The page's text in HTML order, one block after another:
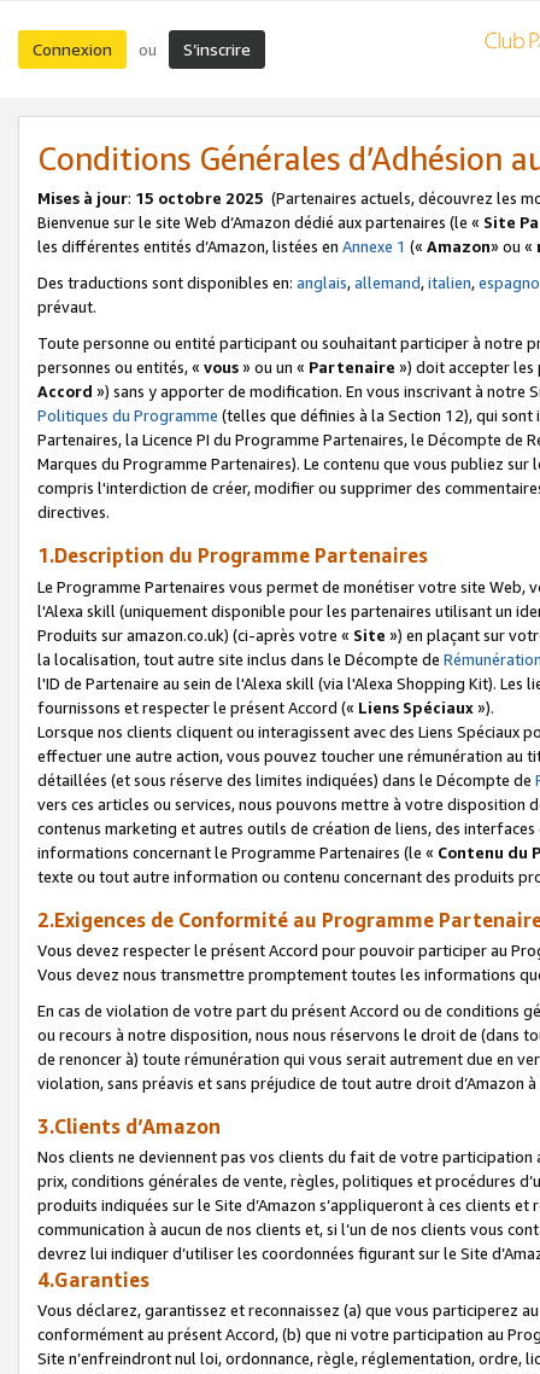
Connexion ou S’inscrire
Conditions Générales d’Adhésion
Mises à jour: 15 octobre 2025 (Partenaires actuels, découvrez les
Bienvenue sur le site Web d’Amazon dédié aux partenaires (le « Site
les différentes entités d’Amazon, listées en Annexe 1 (« Amazon» ou «
Des traductions sont disponibles en: anglais,allemand,italien,
prévaut.
Toute personne ou entité participant ou souhaitant participer à notre
personnes ou entités, « vous» ou un « Partenaire ») doit accepter les
Accord ») sans y apporter de modification. En vous inscrivant à notre
Politiques du Programme (telles que définies à la Section 12), qui
Partenaires, la Licence PI du Programme Partenaires, le Décompte de
Marques du Programme Partenaires). Le contenu que vous publiez
compris l'interdiction de créer, modifier ou supprimer des
directives.
1.Description du Programme Partenaires
Le Programme Partenaires vous permet de monétiser votre site Web,
l'Alexa skill (uniquement disponible pour les partenaires utilisant un
Produits sur amazon.co.uk) (ci-après votre « Site ») en plaçant sur
la localisation, tout autre site inclus dans le Décompte de
l'ID de Partenaire au sein de l'Alexa skill (via l'Alexa Shopping Kit).
fournissons et respecter le présent Accord (« Liens Spéciaux»).
Lorsque nos clients cliquent ou interagissent avec des Liens Spéciaux
effectuer une autre action, vous pouvez toucher une rémunération
détaillées (et sous réserve des limites indiquées) dans le Décompte de
vers ces articles ou services, nous pouvons mettre à votre disposition
contenus marketing et autres outils de création de liens, des
informations concernant le Programme Partenaires (le « Contenu du
texte ou tout autre information ou contenu concernant des produits
2.Exigences de Conformité au Programme
Vous devez respecter le présent Accord pour pouvoir participer au
Vous devez nous transmettre promptement toutes les informations
En cas de violation de votre part du présent Accord ou de conditions
ou recours à notre disposition, nous nous réservons le droit de (dans
de renoncer à) toute rémunération qui vous serait autrement due en
violation, sans préavis et sans préjudice de tout autre droit
3.Clients d’Amazon
Nos clients ne deviennent pas vos clients du fait de votre
prix, conditions générales de vente, règles, politiques et procédures
produits indiquées sur le Site d’Amazon s’appliqueront à ces clients
communication à aucun de nos clients et, si l’un de nos clients vous
devrez lui indiquer d’utiliser les coordonnées figurant sur le Site
4.Garanties
Vous déclarez, garantissez et reconnaissez (a) que vous participerez
conformément au présent Accord, (b) que ni votre participation au
Site n’enfreindront nul loi, ordonnance, règle, réglementation, ordre,